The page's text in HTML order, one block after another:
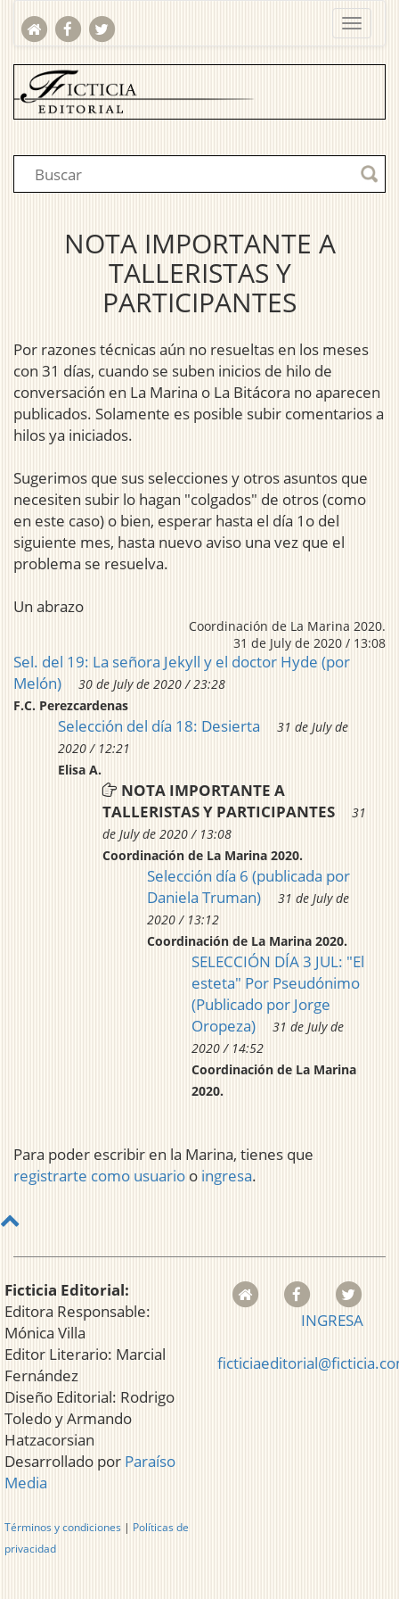
NOTA IMPORTANTE A
TALLERISTAS Y
PARTICIPANTES
Por razones técnicas aún no resueltas en los meses
con 31 días, cuando se suben inicios de hilo de
conversación en La Marina o La Bitácora no aparecen
publicados. Solamente es posible subir comentarios a
hilos ya iniciados.
Sugerimos que sus selecciones y otros asuntos que
necesiten subir lo hagan "colgados" de otros (como
en este caso) o bien, esperar hasta el día 1o del
siguiente mes, hasta nuevo aviso una vez que el
problema se resuelva.
Un abrazo
Coordinación de La Marina 2020.
31 de July de 2020 / 13:08
Sel. del 19: La señora Jekyll y el doctor Hyde (por
Melón)
30 de July de 2020 / 23:28
F.C. Perezcardenas
Selección del día 18: Desierta
31 de July de
2020 / 12:21
Elisa A.
NOTA IMPORTANTE A
TALLERISTAS Y PARTICIPANTES
31
de July de 2020 / 13:08
Coordinación de La Marina 2020.
Selección día 6 (publicada por
Daniela Truman)
31 de July de
2020 / 13:12
Coordinación de La Marina 2020.
SELECCIÓN DÍA 3 JUL: "El
esteta" Por Pseudónimo
(Publicado por Jorge
Oropeza)
31 de July de
2020 / 14:52
Coordinación de La Marina
2020.
Para poder escribir en la Marina, tienes que
registrarte como usuario o ingresa.
Ficticia Editorial:
Editora Responsable:
Mónica Villa
Editor Literario: Marcial
Fernández
Diseño Editorial: Rodrigo
Toledo y Armando
Hatzacorsian
Desarrollado por Paraíso
Media
Términos y condiciones | Políticas de
privacidad
INGRESA